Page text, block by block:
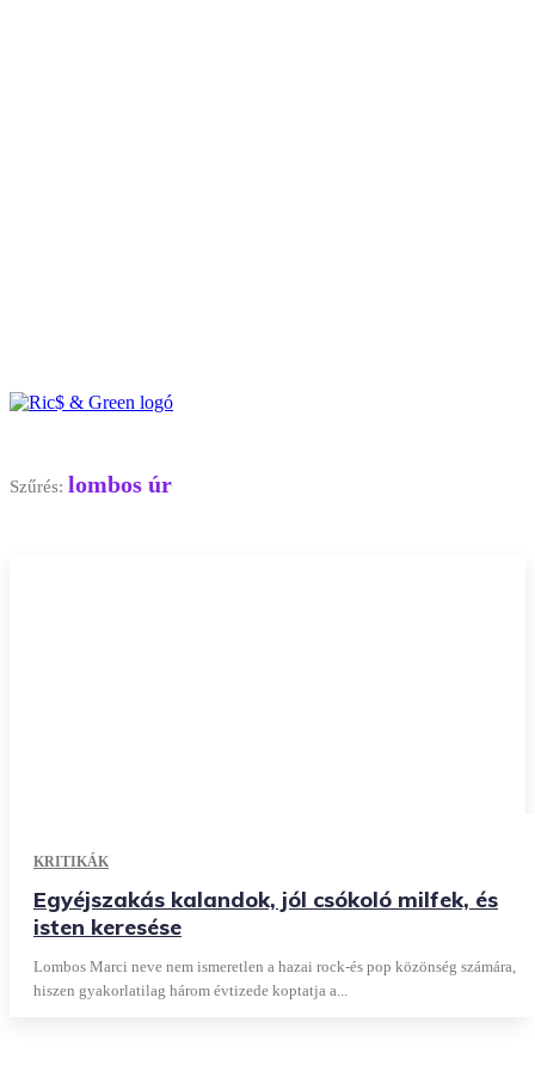
Szűrés: lombos úr
KRITIKÁK
Egyéjszakás kalandok, jól csókoló milfek, és
isten keresése
Lombos Marci neve nem ismeretlen a hazai rock-és pop közönség számára,
hiszen gyakorlatilag három évtizede koptatja a...